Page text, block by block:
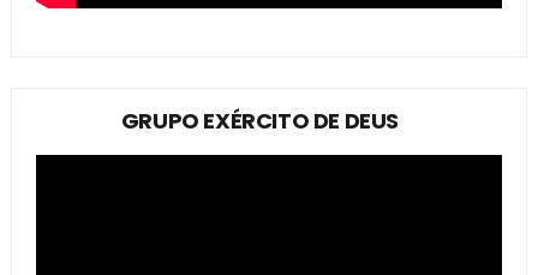
GRUPO EXÉRCITO DE DEUS